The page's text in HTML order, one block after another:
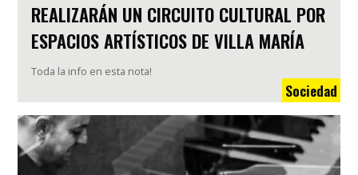
REALIZARÁN UN CIRCUITO CULTURAL POR
ESPACIOS ARTÍSTICOS DE VILLA MARÍA
Toda la info en esta nota!
Sociedad